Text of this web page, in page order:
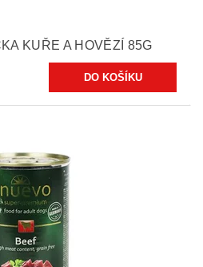
KUŘE A HOVĚZÍ 85G